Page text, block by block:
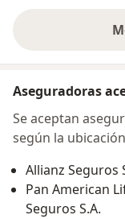
Aseguradoras
Se aceptan
según la
Allianz Seguros
Pan American
Seguros S.A.